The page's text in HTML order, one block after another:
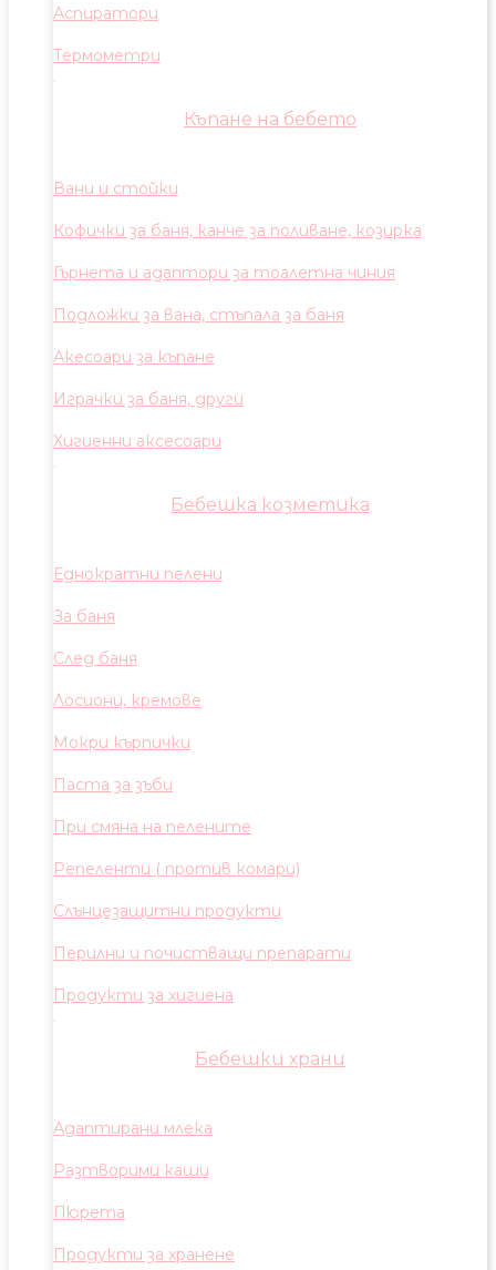
Аспиратори
Термометри
Къпане на бебето
Вани и стойки
Кофички за баня, канче за поливане, козирка
Гърнета и адаптори за тоалетна чиния
Подложки за вана, стъпала за баня
Акесоари за къпане
Играчки за баня, други
Хигиенни аксесоари
Бебешка козметика
Еднократни пелени
За баня
След баня
Лосиони, кремове
Мокри кърпички
Паста за зъби
При смяна на пелените
Репеленти ( против комари)
Слънцезащитни продукти
Перилни и почистващи препарати
Продукти за хигиена
Бебешки храни
Адаптирани млека
Разтворими каши
Пюрета
Продукти за хранене